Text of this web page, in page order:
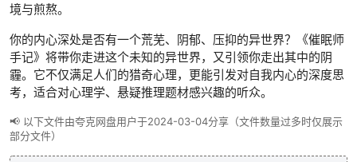
境与煎熬。
你的内心深处是否有一个荒芜、阴郁、压抑的异世界？《催眠师
手记》将带你走进这个未知的异世界，又引领你走出其中的阴
霾。它不仅满足人们的猎奇心理，更能引发对自我内心的深度思
考，适合对心理学、悬疑推理题材感兴趣的听众。
📢 以下文件由夸克网盘用户于2024-03-04分享（文件数量过多时仅展示
部分文件）